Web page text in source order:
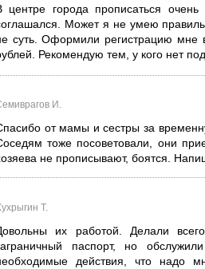
центре города прописаться
Может я не умею
суть. Оформили регистрацию мне
Рекомендую тем, у кого нет
И.
от мамы и сестры за
тоже посоветовали, они
не прописывают, боятся.
Т.
их работой. Делали
паспорт, но
действия, что надо